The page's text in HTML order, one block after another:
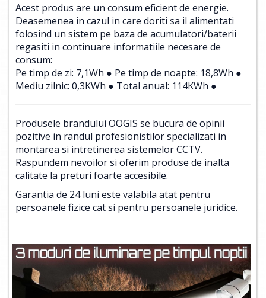
Acest produs are un consum eficient de energie.
Deasemenea in cazul in care doriti sa il alimentati
folosind un sistem pe baza de acumulatori/baterii
regasiti in continuare informatiile necesare de
consum:
Pe timp de zi: 7,1Wh ● Pe timp de noapte: 18,8Wh ●
Mediu zilnic: 0,3KWh ● Total anual: 114KWh ●
Produsele brandului OOGIS se bucura de opinii
pozitive in randul profesionistilor specializati in
montarea si intretinerea sistemelor CCTV.
Raspundem nevoilor si oferim produse de inalta
calitate la preturi foarte accesibile.
Garantia de 24 luni este valabila atat pentru
persoanele fizice cat si pentru persoanele juridice.